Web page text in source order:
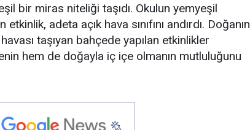
bir miras niteliği taşıdı. Okulun yemyeşil
adeta açık hava sınıfını andırdı. Doğanın
taşıyan bahçede yapılan etkinlikler
hem de doğayla iç içe olmanın mutluluğunu